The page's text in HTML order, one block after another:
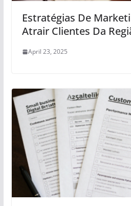
Estratégias De
Atrair Clientes Da
April 23, 2025